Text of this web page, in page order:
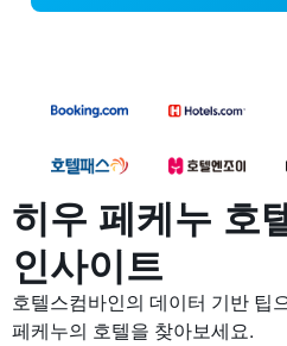
히우 페케누 호
인사이트
호텔스컴바인의 데이터 기반 팁
페케누의 호텔을 찾아보세요.